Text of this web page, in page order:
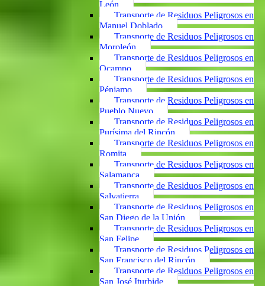
León
Transporte de Residuos Peligrosos en
Manuel Doblado
Transporte de Residuos Peligrosos en
Moroleón
Transporte de Residuos Peligrosos en
Ocampo
Transporte de Residuos Peligrosos en
Pénjamo
Transporte de Residuos Peligrosos en
Pueblo Nuevo
Transporte de Residuos Peligrosos en
Purísima del Rincón
Transporte de Residuos Peligrosos en
Romita
Transporte de Residuos Peligrosos en
Salamanca
Transporte de Residuos Peligrosos en
Salvatierra
Transporte de Residuos Peligrosos en
San Diego de la Unión
Transporte de Residuos Peligrosos en
San Felipe
Transporte de Residuos Peligrosos en
San Francisco del Rincón
Transporte de Residuos Peligrosos en
San José Iturbide